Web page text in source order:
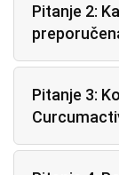
Pitanje 2:
Pitanje 3: